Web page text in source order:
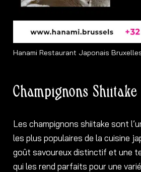
Hanami Restaurant Japonais
Champignons Shiitake
Les champignons shiitake sont
les plus populaires de la cuisine
goût savoureux distinctif et une
qui les rend parfaits pour une